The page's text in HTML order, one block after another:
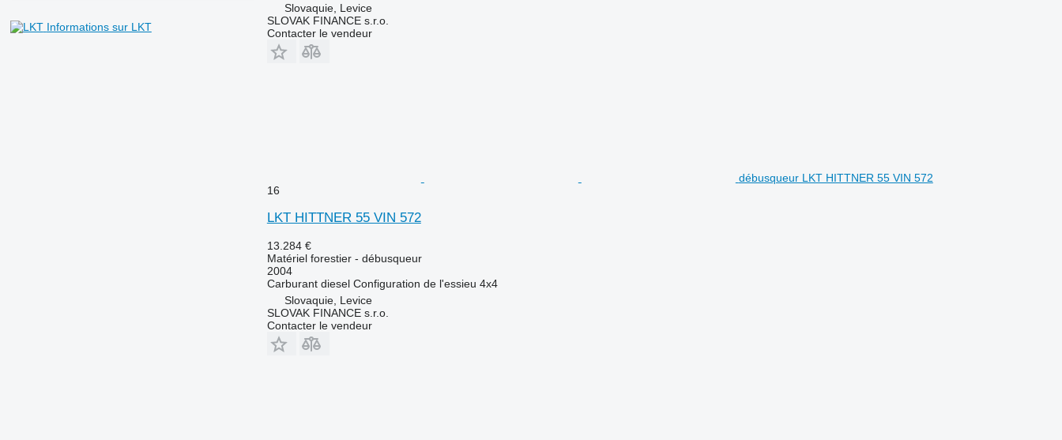
Informations sur LKT
Slovaquie, Levice
SLOVAK FINANCE s.r.o.
Contacter le vendeur
débusqueur LKT HITTNER 55 VIN 572
16
LKT HITTNER 55 VIN 572
13.284 €
Matériel forestier - débusqueur
2004
Carburant diesel Configuration de l'essieu 4x4
Slovaquie, Levice
SLOVAK FINANCE s.r.o.
Contacter le vendeur